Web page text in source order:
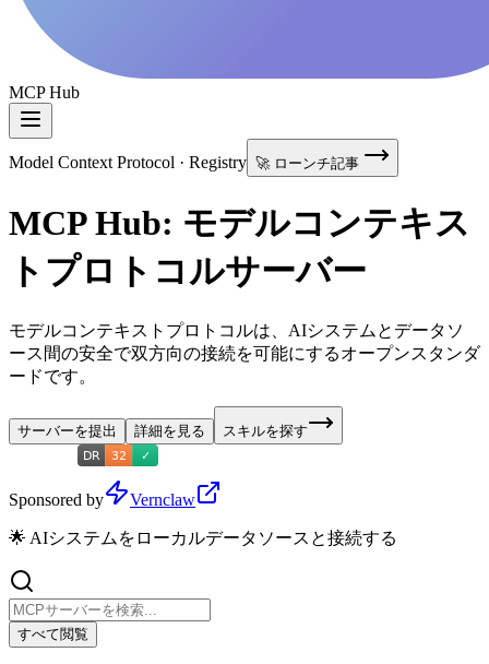
MCP Hub
Model Context Protocol · Registry 🚀 ローンチ記事
MCP Hub: モデルコンテキス
トプロトコルサーバー
モデルコンテキストプロトコルは、AIシステムとデータソ
ース間の安全で双方向の接続を可能にするオープンスタンダ
ードです。
サーバーを提出 詳細を見る スキルを探す
Sponsored by Vernclaw
🌟 AIシステムをローカルデータソースと接続する
すべて閲覧